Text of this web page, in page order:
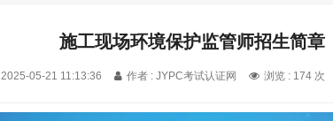
施工现场环境保护监管师招生简章
2025-05-21 11:13:36 作者 : JYPC考试认证网 浏览 : 174 次